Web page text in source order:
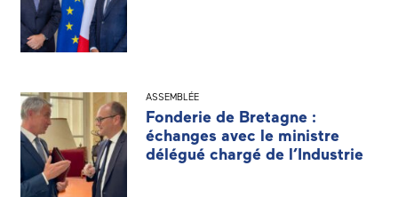
ASSEMBLÉE
Fonderie de Bretagne :
échanges avec le ministre
délégué chargé de l’Industrie